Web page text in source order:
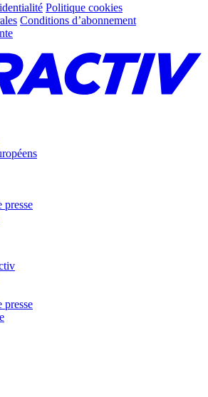
Politique cookies
Conditions d’abonnement
presse
presse